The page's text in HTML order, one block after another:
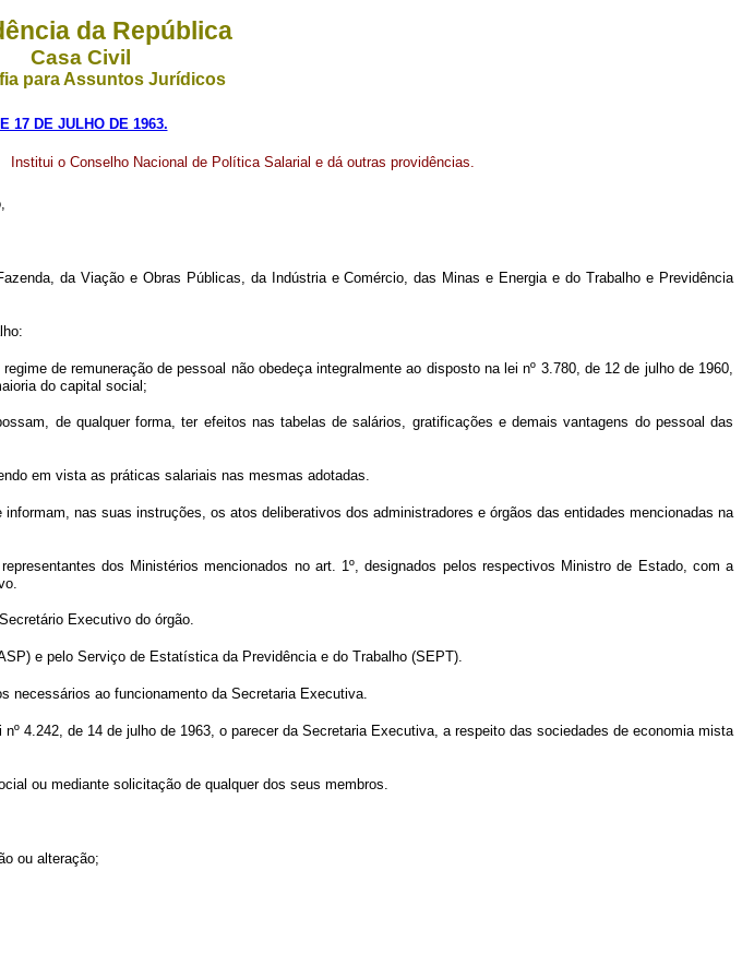
da República
Casa Civil
para Assuntos Jurídicos
17 DE JULHO DE 1963.
Institui o Conselho Nacional de Política Salarial e dá outras providências.
da Viação e Obras Públicas, da Indústria e Comércio, das Minas e Energia e do Trabalho e Previdência
de remuneração de pessoal não obedeça integralmente ao disposto na lei nº 3.780, de 12 de julho de 1960,
do capital social;
de qualquer forma, ter efeitos nas tabelas de salários, gratificações e demais vantagens do pessoal das
em vista as práticas salariais nas mesmas adotadas.
informam, nas suas instruções, os atos deliberativos dos administradores e órgãos das entidades mencionadas na
dos Ministérios mencionados no art. 1º, designados pelos respectivos Ministro de Estado, com a
Executivo do órgão.
e pelo Serviço de Estatística da Previdência e do Trabalho (SEPT).
necessários ao funcionamento da Secretaria Executiva.
4.242, de 14 de julho de 1963, o parecer da Secretaria Executiva, a respeito das sociedades de economia mista
ou mediante solicitação de qualquer dos seus membros.
ou alteração;